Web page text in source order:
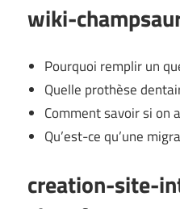
wiki-
Pourquoi remplir un
Quelle prothèse
Comment savoir si on
Qu’est-ce qu’une
creation-site-